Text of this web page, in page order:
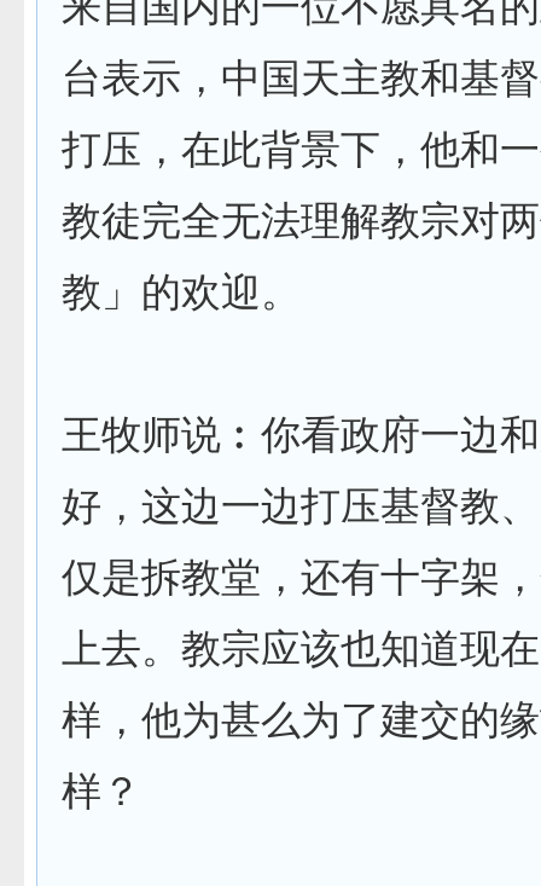
台表示，中国天主教和基
打压，在此背景下，他和
教徒完全无法理解教宗对
教」的欢迎。
王牧师说︰你看政府一边
好，这边一边打压基督教
仅是拆教堂，还有十字架
上去。教宗应该也知道现
样，他为甚么为了建交的
样？